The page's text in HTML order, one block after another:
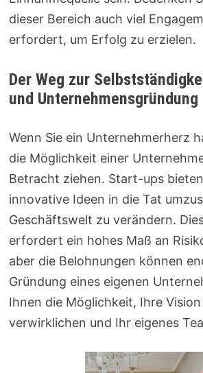
dieser Bereich auch viel
erfordert, um Erfolg zu erzielen.
Der Weg zur
und Unternehmensgründung
Wenn Sie ein Unternehmerherz
die Möglichkeit einer
Betracht ziehen. Start-ups
innovative Ideen in die Tat
Geschäftswelt zu verändern.
erfordert ein hohes Maß an
aber die Belohnungen können
Gründung eines eigenen
Ihnen die Möglichkeit, Ihre Vision
verwirklichen und Ihr eigenes